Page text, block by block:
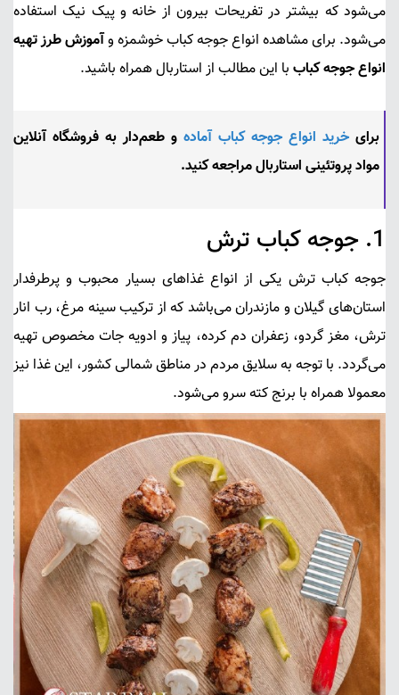
می‌شود که بیشتر در تفریحات بیرون از خانه و پیک نیک استفاده
می‌شود. برای مشاهده انواع جوجه کباب خوشمزه وآموزش طرز تهیه
انواع جوجه کباب با این مطالب از استاربال همراه باشید.
برای خرید انواع جوجه کباب آماده و طعم‌دار به فروشگاه آنلاین
مواد پروتئینی استاربالمراجعه کنید.
1. جوجه کباب ترش
جوجه کباب ترش یکی از انواع غذاهای بسیار محبوب و پر‌طرفدار
استان‌های گیلان و مازندران می‌باشد که از ترکیبسینه مرغ، رب انار
ترش، مغز گردو، زعفران دم کرده، پیاز و ادویه جات مخصوص تهیه
می‌گردد. با توجه به سلایق مردم در مناطق شمالی کشور، این غذا نیز
معمولا همراه با برنج کته سرو می‌شود.